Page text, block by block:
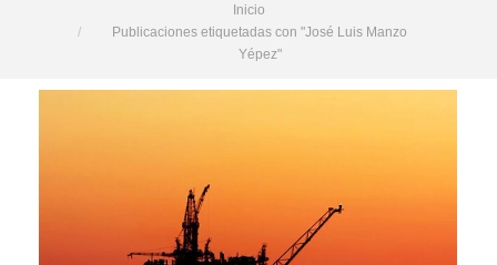
Inicio
Publicaciones etiquetadas con "José Luis Manzo
Yépez"